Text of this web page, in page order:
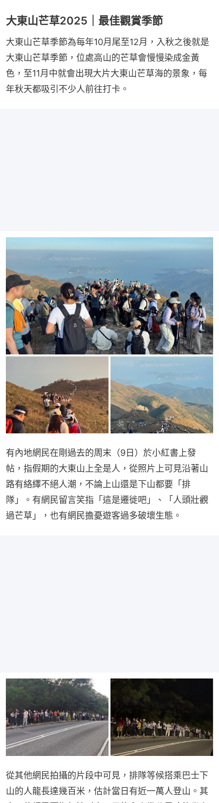
大東山芒草2025｜最佳觀賞季節
大東山芒草季節為每年10月尾至12月，入秋之後就是
大東山芒草季節，位處高山的芒草會慢慢染成金黃
色，至11月中就會出現大片大東山芒草海的景象，每
年秋天都吸引不少人前往打卡。
有內地網民在剛過去的周末（9日）於小紅書上發
帖，指假期的大東山上全是人，從照片上可見沿著山
路有絡繹不絕人潮，不論上山還是下山都要「排
隊」。有網民留言笑指「這是遷徙吧」、「人頭壯觀
過芒草」，也有網民擔憂遊客過多破壞生態。
從其他網民拍攝的片段中可見，排隊等候搭乘巴士下
山的人龍長達幾百米，估計當日有近一萬人登山。其